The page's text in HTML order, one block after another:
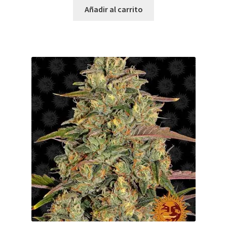
Añadir al carrito